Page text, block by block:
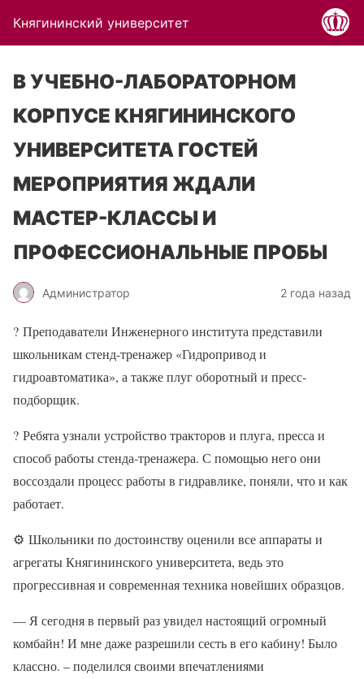
Княгининский университет
В УЧЕБНО-ЛАБОРАТОРНОМ
КОРПУСЕ КНЯГИНИНСКОГО
УНИВЕРСИТЕТА ГОСТЕЙ
МЕРОПРИЯТИЯ ЖДАЛИ
МАСТЕР-КЛАССЫ И
ПРОФЕССИОНАЛЬНЫЕ ПРОБЫ
Администратор 2 года назад
? Преподаватели Инженерного института представили
школьникам стенд-тренажер «Гидропривод и
гидроавтоматика», а также плуг оборотный и пресс-
подборщик.
? Ребята узнали устройство тракторов и плуга, пресса и
способ работы стенда-тренажера. С помощью него они
воссоздали процесс работы в гидравлике, поняли, что и как
работает.
⚙ Школьники по достоинству оценили все аппараты и
агрегаты Княгининского университета, ведь это
прогрессивная и современная техника новейших образцов.
— Я сегодня в первый раз увидел настоящий огромный
комбайн! И мне даже разрешили сесть в его кабину! Было
классно. – поделился своими впечатлениями